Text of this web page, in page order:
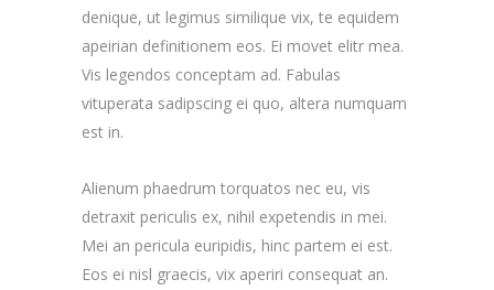
denique, ut legimus similique vix, te equidem
apeirian definitionem eos. Ei movet elitr mea.
Vis legendos conceptam ad. Fabulas
vituperata sadipscing ei quo, altera numquam
est in.
Alienum phaedrum torquatos nec eu, vis
detraxit periculis ex, nihil expetendis in mei.
Mei an pericula euripidis, hinc partem ei est.
Eos ei nisl graecis, vix aperiri consequat an.